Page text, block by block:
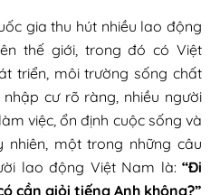
gia thu hút nhiều lao động
thế giới, trong đó có Việt
triển, môi trường sống chất
cư rõ ràng, nhiều người
việc, ổn định cuộc sống và
nhiên, một trong những câu
lao động Việt Nam là: “Đi
cần giỏi tiếng Anh không?”